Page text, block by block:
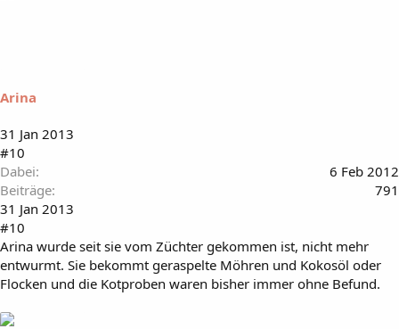
Arina
31 Jan 2013
#10
Dabei
6 Feb 2012
Beiträge
791
31 Jan 2013
#10
Arina wurde seit sie vom Züchter gekommen ist, nicht mehr
entwurmt. Sie bekommt geraspelte Möhren und Kokosöl oder
Flocken und die Kotproben waren bisher immer ohne Befund.